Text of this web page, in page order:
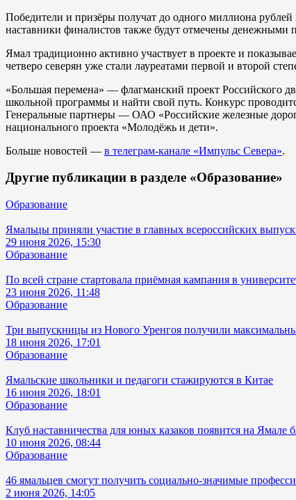
Победители и призёры получат до одного миллиона
наставники финалистов также будут отмечены
Ямал традиционно активно участвует в проекте и
четверо северян уже стали лауреатами первой и второй
«Большая перемена» — флагманский проект Российского
школьной программы и найти свой путь. Конкурс
Генеральные партнеры — ОАО «Российские железные
национального проекта «Молодёжь и дети».
Больше новостей — в телеграм-канале «Импульс Севера».
Другие публикации в разделе «Образование»
Образование
Ямальцы приняли участие в главных всероссийских
29 июня 2026, 15:30
Образование
По всей стране стартовала приёмная кампания в
23 июня 2026, 11:48
Образование
Три выпускницы из Нового Уренгоя получили
18 июня 2026, 17:01
Образование
Ямальские школьники и педагоги стажируются в Китае
16 июня 2026, 18:01
Образование
Клуб наставничества для юных казаков появится на Ямале
10 июня 2026, 08:44
Образование
46 ямальцев смогут получить социально-значимые
2 июня 2026, 14:05